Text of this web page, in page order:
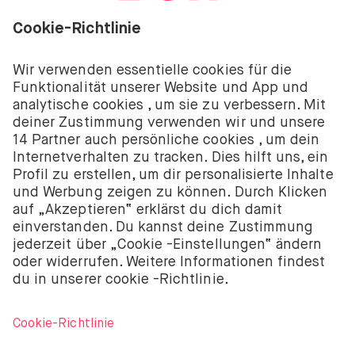
könntest deine Einlage verlieren.
von BUX B.V. bereitgestellt. BUX B.V. ist bei der
niederländischen Handelskammer registriert unter
der Nummer 58403949. BUX B.V. wird von der
Niederländischen Aufsichtsbehörde für die
Finanzmärkte (Autoriteit Financiële Markten – AFM)
autorisiert und reguliert.
BUX B.V. bietet keine Anlageberatung an und Anleger
sollten entweder ihre eigenen Entscheidungen
treffen oder unabhängige Beratung in Anspruch
nehmen. Investitionen sind mit Risiken verbunden.
Der Wert von Investitionen kann sowohl steigen als